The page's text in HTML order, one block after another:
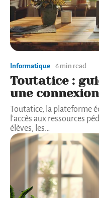
Informatique 6 min read
Toutatice :
une
Toutatice, la plateforme
l'accès aux ressources
élèves, les…